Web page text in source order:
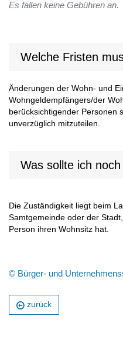
Es fallen keine Gebühren an.
Welche Fristen
Änderungen der Wohn- und
Wohngeldempfängers/der
berücksichtigender Personen
unverzüglich mitzuteilen.
Was sollte ich
Die Zuständigkeit liegt beim
Samtgemeinde oder der
Person ihren Wohnsitz hat.
© Bürger- und
zurück